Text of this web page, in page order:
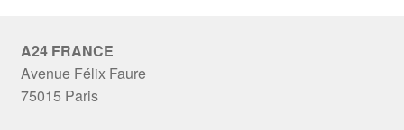
A24 FRANCE
Avenue Félix Faure
75015 Paris